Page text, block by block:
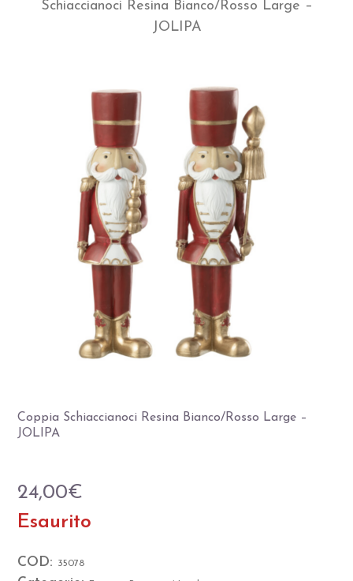
Schiaccianoci Resina Bianco/Rosso Large –
JOLIPA
Coppia Schiaccianoci Resina Bianco/Rosso Large –
JOLIPA
24,00€
Esaurito
COD: 35078